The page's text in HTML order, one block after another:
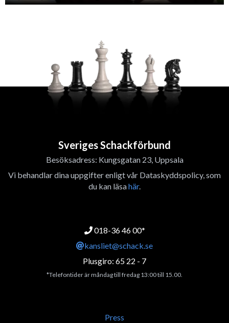
Sveriges Schackförbund
Besöksadress: Kungsgatan 23, Uppsala
Vi behandlar dina uppgifter enligt vår Dataskyddspolicy, som
du kan läsahär.
018-36 46 00*
kansliet@schack.se
Plusgiro: 65 22 - 7
*Telefontider är måndag till fredag 13:00 till 15.00.
Press